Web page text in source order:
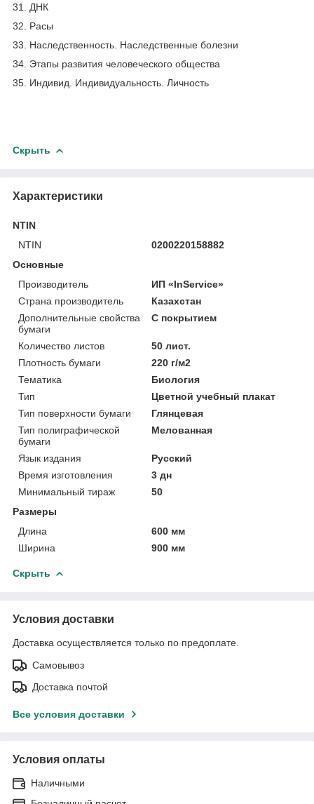
31. ДНК
32. Расы
33. Наследственность. Наследственные болезни
34. Этапы развития человеческого общества
35. Индивид. Индивидуальность. Личность
Скрыть
Характеристики
NTIN
NTIN
0200220158882
Основные
Производитель
ИП «InService»
Страна производитель
Казахстан
Дополнительные свойства
бумаги
С покрытием
Количество листов
50 лист.
Плотность бумаги
220 г/м2
Тематика
Биология
Тип
Цветной учебный плакат
Тип поверхности бумаги
Глянцевая
Тип полиграфической
бумаги
Мелованная
Язык издания
Русский
Время изготовления
3 дн
Минимальный тираж
50
Размеры
Длина
600 мм
Ширина
900 мм
Скрыть
Условия доставки
Доставка осуществляется только по предоплате.
Самовывоз
Доставка почтой
Все условия доставки
Условия оплаты
Наличными